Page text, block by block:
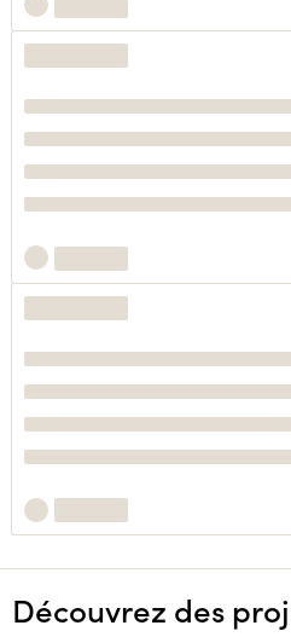
Découvrez des